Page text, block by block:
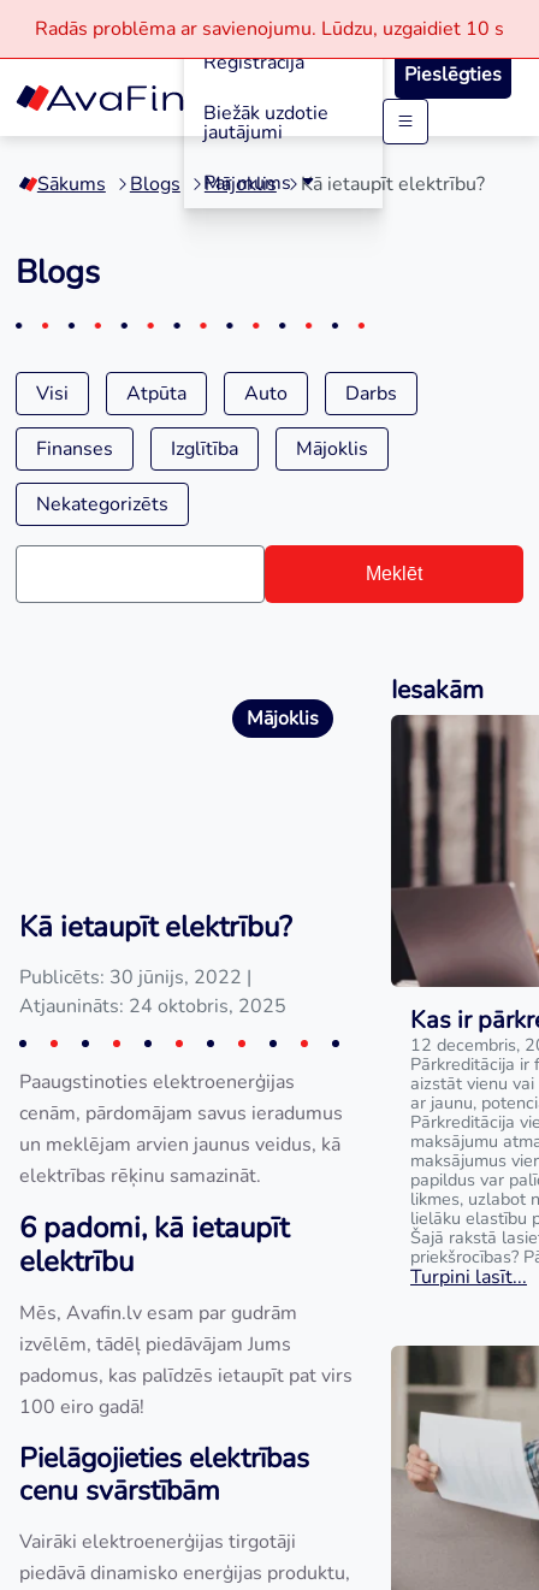
Skip
content
Radās problēma ar savienojumu. Lūdzu, uzgaidiet 10 s
Reģistrācija
Biežāk uzdotie
jautājumi
Par mums
Pieslēgties
Sākums Blogs Mājoklis Kā ietaupīt elektrību?
Blogs
Visi Atpūta Auto Darbs
Finanses Izglītība Mājoklis
Nekategorizēts
Meklēt
Mājoklis
Kā ietaupīt elektrību?
Publicēts: 30 jūnijs, 2022 |
Atjaunināts: 24 oktobris, 2025
Paaugstinoties elektroenerģijas
cenām, pārdomājam savus ieradumus
un meklējam arvien jaunus veidus, kā
elektrības rēķinu samazināt.
6 padomi, kā ietaupīt
elektrību
Mēs, Avafin.lv esam par gudrām
izvēlēm, tādēļ piedāvājam Jums
padomus, kas palīdzēs ietaupīt pat virs
100 eiro gadā!
Pielāgojieties elektrības
cenu svārstībām
Vairāki elektroenerģijas tirgotāji
piedāvā dinamisko enerģijas produktu,
Iesakām
Kas ir
12 decembris,
Pārkreditācija ir
aizstāt vienu
ar jaunu,
Pārkreditācija
maksājumu
maksājumus
papildus var
likmes, uzlabot
lielāku elastību
Šajā rakstā
priekšrocības?
Turpini lasīt...